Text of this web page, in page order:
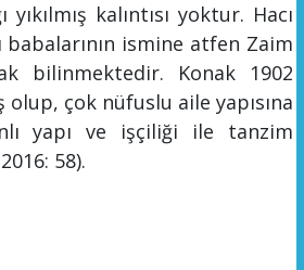
yıkılmış kalıntısı yoktur. Hacı
babalarının ismine atfen Zaim
bilinmektedir. Konak 1902
olup, çok nüfuslu aile yapısına
yapı ve işçiliği ile tanzim
58).